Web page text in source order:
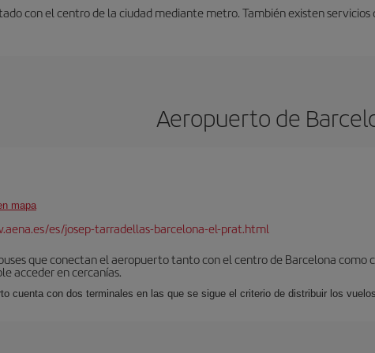
con el centro de la ciudad mediante metro. También existen
Aeropuerto de
mapa
es/josep-tarradellas-barcelona-el-prat.html
que conectan el aeropuerto tanto con el centro de Barcelona como
acceder en cercanías.
cuenta con dos terminales en las que se sigue el criterio de distribuir los